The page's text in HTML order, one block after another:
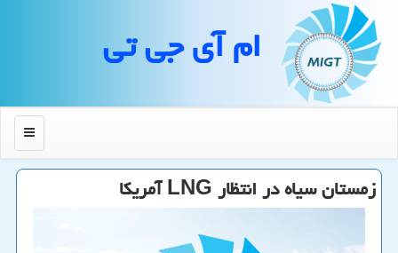
ام آی جی تی
منو
زمستان سیاه در انتظار LNG آمریكا